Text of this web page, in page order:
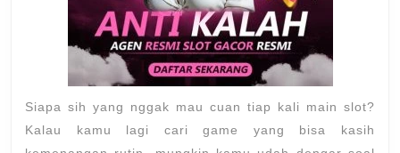
Siapa sih yang nggak mau cuan tiap kali main slot?
Kalau kamu lagi cari game yang bisa kasih